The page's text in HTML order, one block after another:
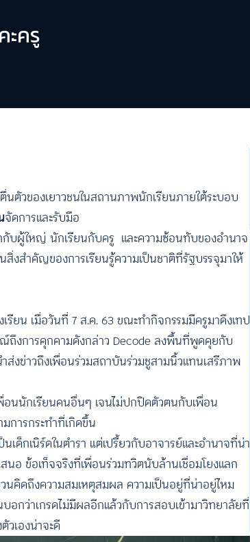
ะครู
นตัวของเยาวชนในสถานภาพนักเรียนภายใต้ระบอบ
จัดการและรับมือ
กับผู้ใหญ่ นักเรียนกับครู และความซ้อนทับของอำนาจ
งสำคัญของการเรียนรู้ความเป็นชาติที่รัฐบรรจุมาให้
รียน เมื่อวันที่ 7 ส.ค. 63 ขณะทำกิจกรรมมีครูมาดึงเทป
ถึงการคุกคามดังกล่าว Decode ลงพื้นที่พูดคุยกับ
งข่าวถึงเพื่อนร่วมสถาบันร่วมชูสามนิ้วแทนเสรีภาพ
พื่อนนักเรียนคนอื่นๆ เจนไม่ปกปิดตัวตนกับเพื่อน
การกระทำที่เกิดขึ้น
เด็กเนิร์ดในตำรา แต่เปรี้ยวกับอาจารย์และอำนาจที่น่า
นอ ข้อเท็จจริงที่เพื่อนร่วมทวิตนับล้านเชื่อมโยงแลก
คิดถึงความสมเหตุสมผล ความเป็นอยู่ที่น่าอยู่ไหม
อกว่าเกรดไม่มีผลอีกแล้วกับการสอบเข้ามาวิทยาลัยที่
วเองน่าจะดี